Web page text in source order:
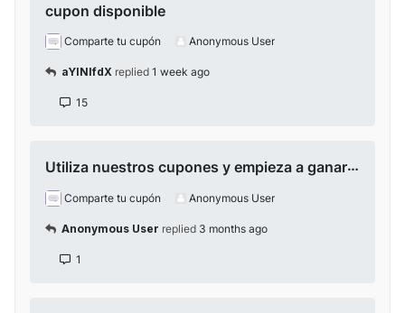
cupon disponible
Comparte tu cupón Anonymous User
aYlNlfdX replied 1 week ago
15
Utiliza nuestros cupones y empieza a ganar mas
Comparte tu cupón Anonymous User
Anonymous User replied 3 months ago
1